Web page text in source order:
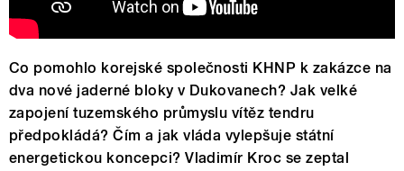
Co pomohlo korejské společnosti KHNP k zakázce na
dva nové jaderné bloky v Dukovanech? Jak velké
zapojení tuzemského průmyslu vítěz tendru
předpokládá? Čím a jak vláda vylepšuje státní
energetickou koncepci? Vladimír Kroc se zeptal